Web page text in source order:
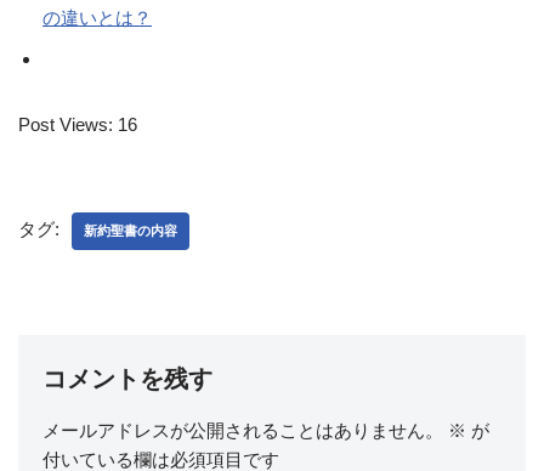
の違いとは？
Post Views: 16
タグ: 新約聖書の内容
コメントを残す
メールアドレスが公開されることはありません。 ※ が
付いている欄は必須項目です